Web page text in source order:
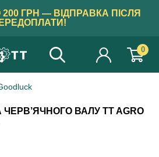
ГРН — ВІДПРАВКА ПІСЛЯ
0
ВАЛУ TT AGRO